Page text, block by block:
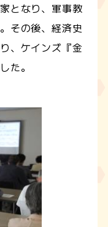
となり、軍事教
その後、経済史
、ケインズ『金
た。